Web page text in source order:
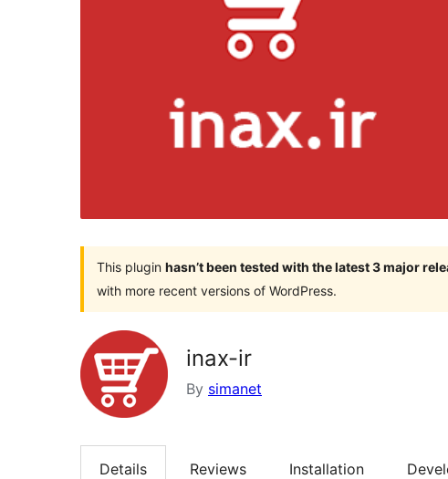
This plugin hasn’t been tested with the latest 3 major
with more recent versions of WordPress.
inax-ir
By simanet
Details Reviews Installation